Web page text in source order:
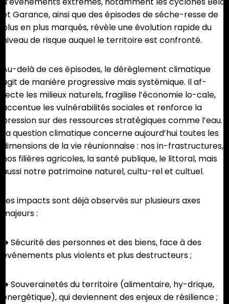
et Garance, ainsi que des épisodes de séche-resse de
plus en plus marqués, révèle une évolution rapide du
niveau de risque auquel le territoire est confronté.
Au-delà de ces épisodes, le dérèglement climatique
agit de manière progressive mais systémique. Il af-
fecte les milieux naturels, fragilise l’économie lo-cale,
accentue les vulnérabilités sociales et renforce la
pression sur des ressources stratégiques comme l’eau.
La question climatique concerne aujourd’hui toutes les
dimensions de la vie réunionnaise : nos in-frastructures,
nos filières agricoles, la santé publique, le littoral, mais
aussi notre patrimoine naturel, cultu-rel et cultuel.
Les impacts sont déjà observés sur plusieurs axes
majeurs :
➜ Sécurité des personnes et des biens, face à des
événements plus violents et plus destructeurs ;
➜ Souverainetés du territoire (alimentaire, hy-drique,
énergétique), qui deviennent des enjeux de résilience ;